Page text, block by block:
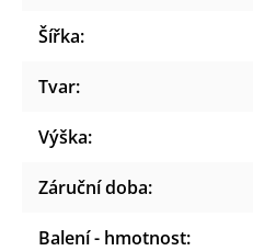
Šířka:
Tvar:
Výška:
Záruční doba:
Balení - hmotnost: